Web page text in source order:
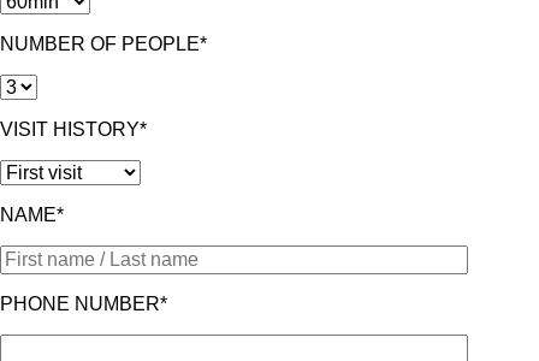
NUMBER OF PEOPLE*
VISIT HISTORY*
NAME*
PHONE NUMBER*